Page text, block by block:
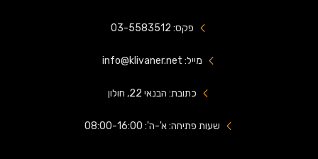
פקס: 03-5583512
מייל: info@klivaner.net
כתובת: הבנאי 22, חולון
שעות פתיחה: א'-ה': 08:00-16:00